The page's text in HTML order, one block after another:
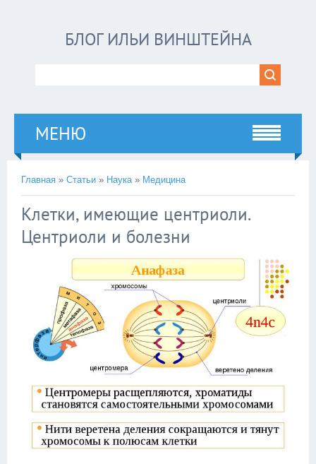
БЛОГ ИЛЬИ ВИНШТЕЙНА
МЕНЮ
Главная » Статьи » Наука» Медицина
Клетки, имеющие центриоли.
Центриоли и болезни